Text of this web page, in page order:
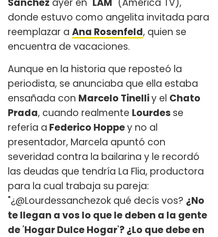
donde estuvo como angelita invitada para
reemplazar a Ana Rosenfeld, quien se
encuentra de vacaciones.
Aunque en la historia que reposteó la
periodista, se anunciaba que ella estaba
ensañada con Marcelo Tinelliy el Chato
Prada, cuando realmente Lourdes se
refería a Federico Hoppey no al
presentador, Marcela apuntó con
severidad contra la bailarina y le recordó
las deudas que tendría La Flia, productora
para la cual trabaja su pareja:
"¿@Lourdessanchezok qué decís vos? ¿No
te llegan a vos lo que le deben a la gente
de'Hogar Dulce Hogar'? ¿Lo que debe en